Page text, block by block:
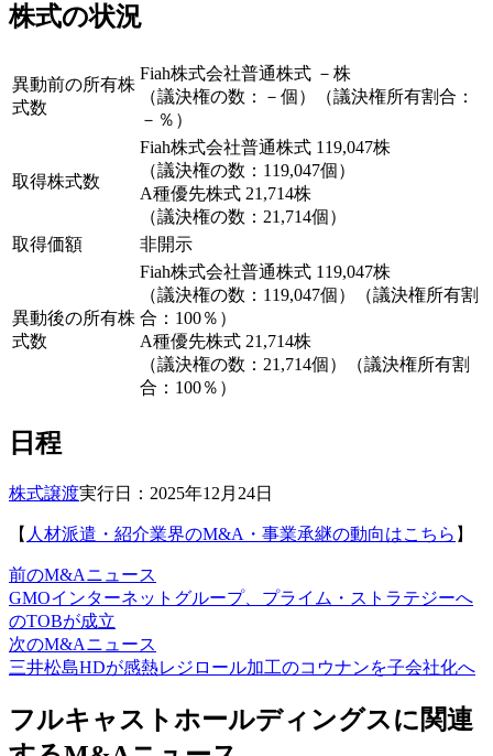
株式の状況
異動前の所有株
式数
Fiah株式会社普通株式 －株
（議決権の数：－個）（議決権所有割合：
－％）
取得株式数
Fiah株式会社普通株式 119,047株
（議決権の数：119,047個）
A種優先株式 21,714株
（議決権の数：21,714個）
取得価額
非開示
異動後の所有株
式数
Fiah株式会社普通株式 119,047株
（議決権の数：119,047個）（議決権所有割
合：100％）
A種優先株式 21,714株
（議決権の数：21,714個）（議決権所有割
合：100％）
日程
株式譲渡実行日：2025年12月24日
【 人材派遣・紹介業界のM&A・事業承継の動向はこちら 】
前のM&Aニュース
GMOインターネットグループ、プライム・ストラテジーへ
のTOBが成立
次のM&Aニュース
三井松島HDが感熱レジロール加工のコウナンを子会社化へ
フルキャストホールディングスに関連